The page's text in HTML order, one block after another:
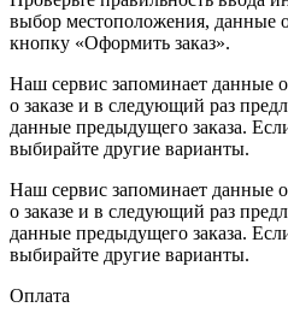
выбор местоположения, данные
кнопку «Оформить заказ».
Наш сервис запоминает данные
о заказе и в следующий раз
данные предыдущего заказа.
выбирайте другие варианты.
Наш сервис запоминает данные
о заказе и в следующий раз
данные предыдущего заказа.
выбирайте другие варианты.
Оплата